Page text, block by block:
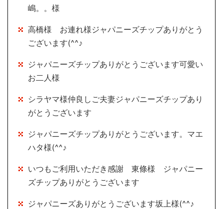
嶋。。様
高橋様 お連れ様ジャパニーズチップありがとう
ございます(^^♪
ジャパニーズチップありがとうございます可愛い
お二人様
シラヤマ様仲良しご夫妻ジャパニーズチップあり
がとうございます
ジャパニーズチップありがとうございます。マエ
ハタ様(^^♪
いつもご利用いただき感謝 東條様 ジャパニー
ズチップありがとうございます
ジャパニーズありがとうございます坂上様(^^♪